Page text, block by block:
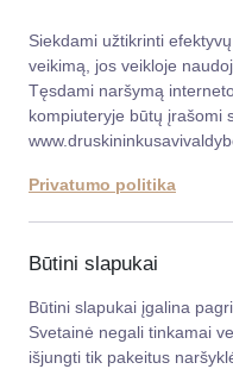
Siekdami užtikrinti
veikimą, jos veikloje
Tęsdami naršymą
kompiuteryje būtų įrašomi
Privatumo politika
Būtini slapukai
Būtini slapukai įgalina
Svetainė negali tinkamai
išjungti tik pakeitus
Šriftas: A A A
Titulinis